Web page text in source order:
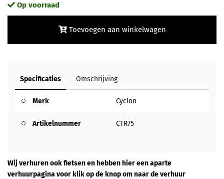
Op voorraad
Toevoegen aan winkelwagen
Specificaties Omschrijving
Merk Cyclon
Artikelnummer CTR75
Wij verhuren ook fietsen en hebben hier een aparte
verhuurpagina voor klik op de knop om naar de verhuur